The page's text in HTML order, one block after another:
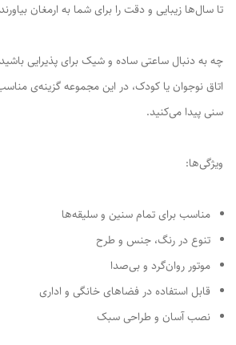
تا سال‌ها زیبایی و دقت را برای شما به ارمغان
چه به دنبال ساعتی ساده و شیک برای پذیرایی
اتاق نوجوان یا کودک، در این مجموعه گزینه‌ی
سنی پیدا می‌کنید.
ویژگی‌ها:
مناسب برای تمام سنین و سلیقه‌ها
تنوع در رنگ، جنس و طرح
موتور روان‌گرد و بی‌صدا
قابل استفاده در فضاهای خانگی و اداری
نصب آسان و طراحی سبک